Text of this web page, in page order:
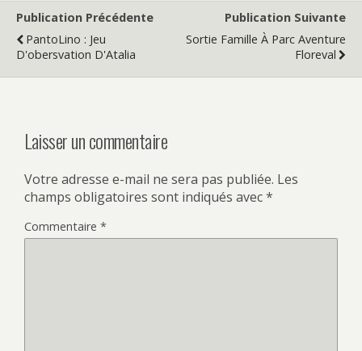
Publication Précédente
PantoLino : Jeu
D'obersvation D'Atalia
Publication Suivante
Sortie Famille À Parc Aventure
Floreval
Laisser un commentaire
Votre adresse e-mail ne sera pas publiée. Les
champs obligatoires sont indiqués avec*
Commentaire *